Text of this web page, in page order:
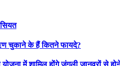
चुकाने के हैं कितने फायदे?
योजना में शामिल होंगे जंगली जानवरों से